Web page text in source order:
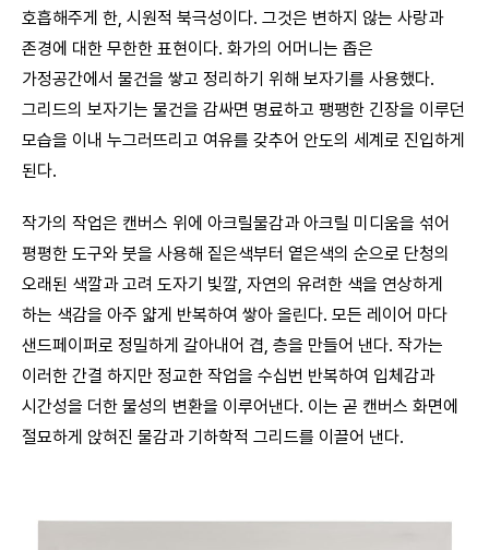
호흡해주게 한, 시원적 북극성이다. 그것은 변하지 않는 사랑과
존경에 대한 무한한 표현이다. 화가의 어머니는 좁은
가정공간에서 물건을 쌓고 정리하기 위해 보자기를 사용했다.
그리드의 보자기는 물건을 감싸면 명료하고 팽팽한 긴장을 이루던
모습을 이내 누그러뜨리고 여유를 갖추어 안도의 세계로 진입하게
된다.
작가의 작업은 캔버스 위에 아크릴물감과 아크릴 미디움을 섞어
평평한 도구와 붓을 사용해 짙은색부터 옅은색의 순으로 단청의
오래된 색깔과 고려 도자기 빛깔, 자연의 유려한 색을 연상하게
하는 색감을 아주 얇게 반복하여 쌓아 올린다. 모든 레이어 마다
샌드페이퍼로 정밀하게 갈아내어 겹, 층을 만들어 낸다. 작가는
이러한 간결 하지만 정교한 작업을 수십번 반복하여 입체감과
시간성을 더한 물성의 변환을 이루어낸다. 이는 곧 캔버스 화면에
절묘하게 앉혀진 물감과 기하학적 그리드를 이끌어 낸다.